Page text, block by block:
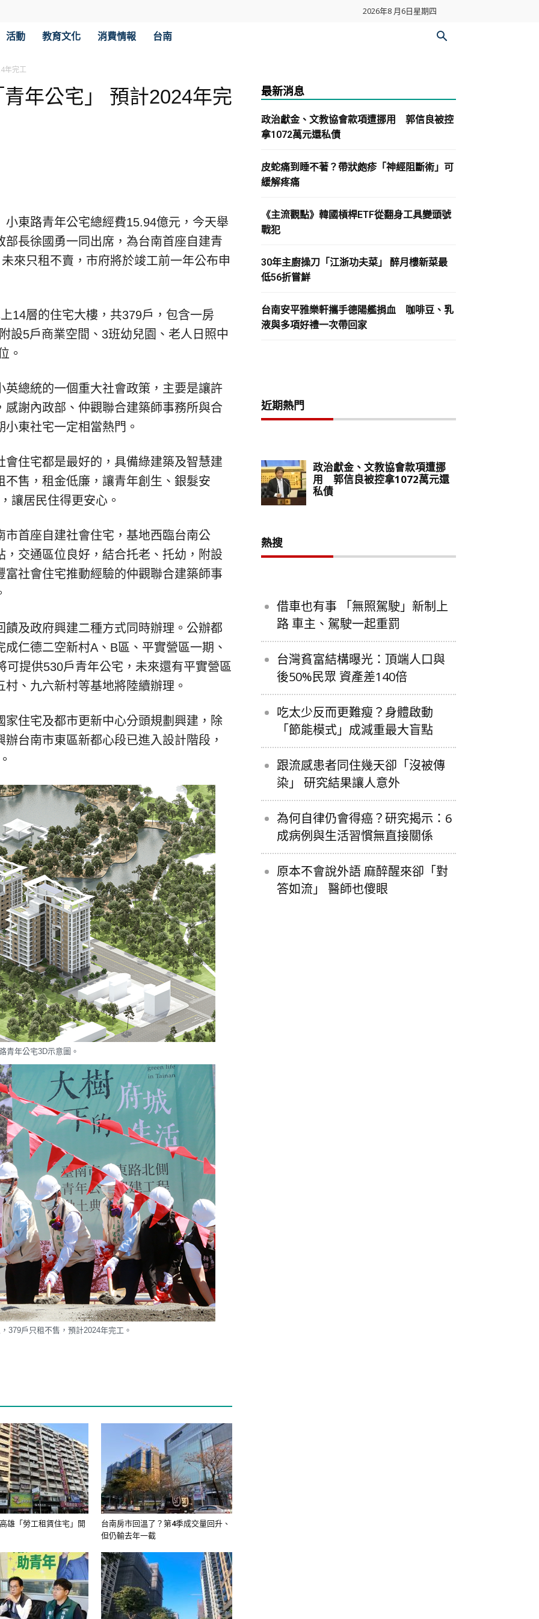
2026年8 月6日星期四
活動 教育文化 消費情報 台南
年完工
年公宅」 預計2024年完
東路青年公宅總經費15.94億元，今天舉
長徐國勇一同出席，為台南首座自建青
來只租不賣，市府將於竣工前一年公布申
14層的住宅大樓，共379戶，包含一房
設5戶商業空間、3班幼兒園、老人日照中
。
總統的一個重大社會政策，主要是讓許
謝內政部、仲觀聯合建築師事務所與合
東社宅一定相當熱門。
住宅都是最好的，具備綠建築及智慧建
售，租金低廉，讓青年創生、銀髮安
讓居民住得更安心。
首座自建社會住宅，基地西臨台南公
交通區位良好，結合托老、托幼，附設
社會住宅推動經驗的仲觀聯合建築師事
及政府興建二種方式同時辦理。公辦都
仁德二空新村A、B區、平實營區一期、
提供530戶青年公宅，未來還有平實營區
、九六新村等基地將陸續辦理。
住宅及都市更新中心分頭規劃興建，除
台南市東區新都心段已進入設計階段，
青年公宅3D示意圖。
379戶只租不售，預計2024年完工。
雄「勞工租賃住宅」開
台南房市回溫了？第4季成交量回升、
但仍輸去年一截
最新消息
政治獻金、文教協會款項遭挪用 郭信良被控
拿1072萬元還私債
皮蛇痛到睡不著？帶狀皰疹「神經阻斷術」可
緩解疼痛
《主流觀點》韓國槓桿ETF從翻身工具變頭號
戰犯
30年主廚操刀「江浙功夫菜」 醉月樓新菜最
低56折嘗鮮
台南安平雅樂軒攜手德陽艦捐血 咖啡豆、乳
液與多項好禮一次帶回家
近期熱門
熱搜
借車也有事 「無照駕駛」新制上
路 車主、駕駛一起重罰
台灣貧富結構曝光：頂端人口與
後50%民眾 資產差140倍
吃太少反而更難瘦？身體啟動
「節能模式」成減重最大盲點
跟流感患者同住幾天卻「沒被傳
染」 研究結果讓人意外
為何自律仍會得癌？研究揭示：6
成病例與生活習慣無直接關係
原本不會說外語 麻醉醒來卻「對
答如流」 醫師也傻眼